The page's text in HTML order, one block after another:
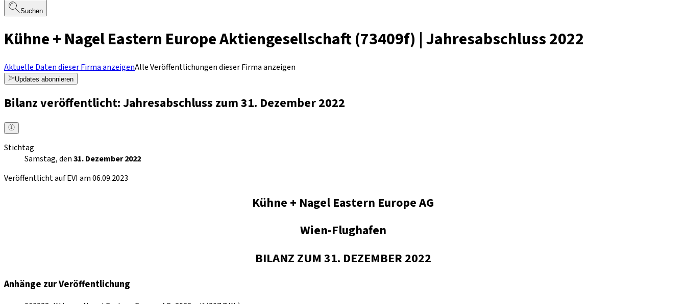
Suchen
Kühne + Nagel Eastern Europe Aktiengesellschaft (73409f) | Jahresabschluss 2022
Aktuelle Daten dieser Firma anzeigenAlle Veröffentlichungen dieser Firma anzeigen
Updates abonnieren
Bilanz veröffentlicht: Jahresabschluss zum 31. Dezember 2022
Stichtag
Samstag, den31. Dezember 2022
Veröffentlicht auf EVI am 06.09.2023
Kühne + Nagel Eastern Europe AG
Wien-Flughafen
BILANZ ZUM 31. DEZEMBER 2022
Anhänge zur Veröffentlichung